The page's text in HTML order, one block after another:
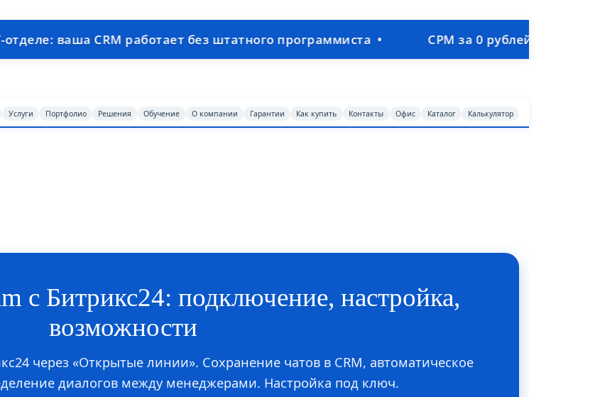
CRM работает без штатного программиста • СРМ за 0 рублей • Объединим
Услуги Портфолио Решения Обучение О компании Гарантии Как купить Контакты Офис Каталог Калькулятор
с Битрикс24: подключение, настройка,
возможности
через «Открытые линии». Сохранение чатов в CRM, автоматическое
диалогов между менеджерами. Настройка под ключ.